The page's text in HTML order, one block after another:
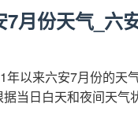
7月份天气_六
年以来六安7月份的天
当日白天和夜间天气